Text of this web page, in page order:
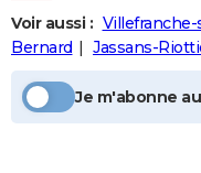
Essais
Réserver un essai
Citadines
Berlines
SUV
Forum auto
+
Mobiles
Meilleur smartphone
Internet
Ordinateurs
Jeux vidéo
Guide high-tech
+BRICOLAGE
Forum
Aménagement intérieur
Extérieur
Cuisine
Salle de bains
Jardinage
Rangement
+WEEK-END
Voir aussi : Villefranche-
Bernard
Jassans-
Je m'abonne